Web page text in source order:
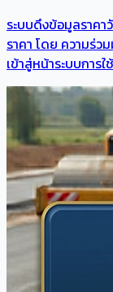
ระบบดึงข้อมูลราค
ราคา โดย ความร่ว
เข้าสู่หน้าระบบกา